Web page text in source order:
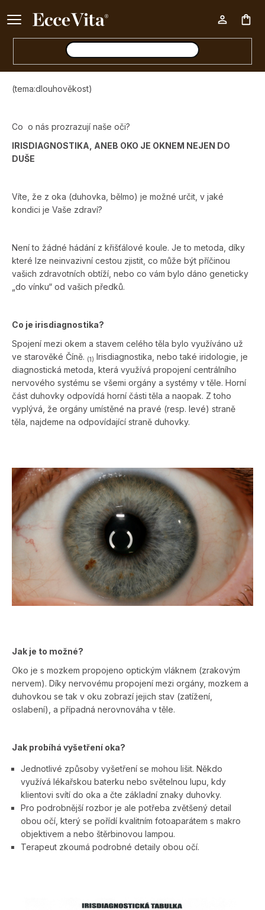
Ke každému nákupu nad 500 Kč dárek zdarma 📦
(tema:dlouhověkost)
Co o nás prozrazují naše oči?
IRISDIAGNOSTIKA, ANEB OKO JE OKNEM NEJEN DO
DUŠE
Víte, že z oka (duhovka, bělmo) je možné určit, v jaké
kondici je Vaše zdraví?
Není to žádné hádání z křišťálové koule. Je to metoda, díky
které lze neinvazivní cestou zjistit, co může být příčinou
vašich zdravotních obtíží, nebo co vám bylo dáno geneticky
„do vínku“ od vašich předků.
Co je irisdiagnostika?
Spojení mezi okem a stavem celého těla bylo využíváno už
ve starověké Číně. (1) Irisdiagnostika, nebo také iridologie, je
diagnostická metoda, která využívá propojení centrálního
nervového systému se všemi orgány a systémy v těle. Horní
část duhovky odpovídá horní části těla a naopak. Z toho
vyplývá, že orgány umístěné na pravé (resp. levé) straně
těla, najdeme na odpovídající straně duhovky.
Jak je to možné?
Oko je s mozkem propojeno optickým vláknem (zrakovým
nervem). Díky nervovému propojení mezi orgány, mozkem a
duhovkou se tak v oku zobrazí jejich stav (zatížení,
oslabení), a případná nerovnováha v těle.
Jak probíhá vyšetření oka?
Jednotlivé způsoby vyšetření se mohou lišit. Někdo
využívá lékařskou baterku nebo světelnou lupu, kdy
klientovi svítí do oka a čte základní znaky duhovky.
Pro podrobnější rozbor je ale potřeba zvětšený detail
obou očí, který se pořídí kvalitním fotoaparátem s makro
objektivem a nebo štěrbinovou lampou.
Terapeut zkoumá podrobné detaily obou očí.